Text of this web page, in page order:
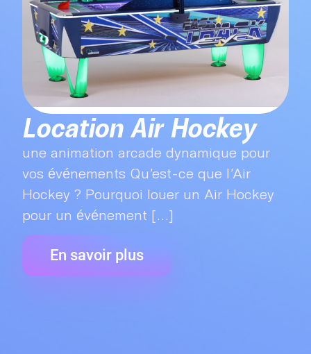
Location Air Hockey
une animation arcade dynamique pour
vos événements Qu’est-ce que l’Air
Hockey ? Pourquoi louer un Air Hockey
pour un événement [...]
En savoir plus